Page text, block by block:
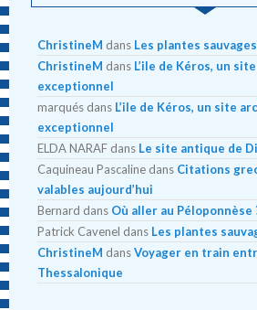
ChristineM dans Les plantes
ChristineM dans L’ile de Kéros, un
exceptionnel
marqués dans L’ile de Kéros, un site
exceptionnel
ELDA NARAF dans Le site antique de
Caquineau Pascaline dans Citations
valables aujourd’hui
Bernard dans Où aller au Péloponnèse
Patrick Cavenel dans Les plantes
ChristineM dansVoyager en train
Thessalonique